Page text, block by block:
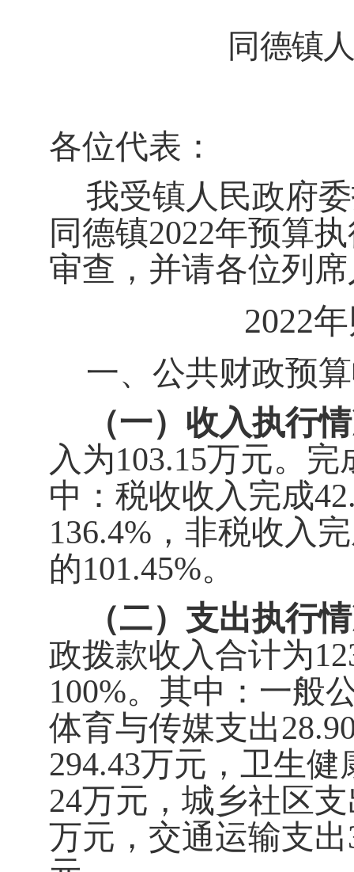
同德镇
各位代表：
我受镇人民政府
同德镇2022年预算
审查， 并请各位列
2022年
一、公共财政预
（一）收入执行
入为103.15万元。 完
中：税收收入完成
136.4% ，非税收入
的101.45%。
（二）支出执行
政拨款收入合计为
100%。其中：一般
体育与传媒支出
294.43万元，卫生健
24万元，城乡社区
万元，交通运输支出